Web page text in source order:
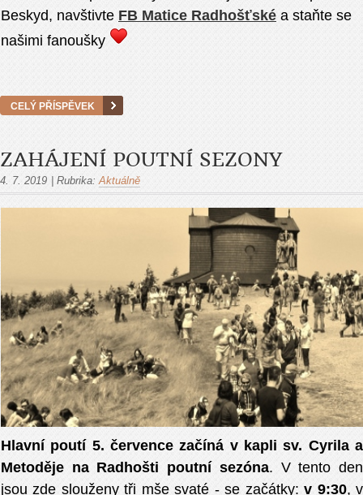
Beskyd, navštivte FB Matice Radhošťské a staňte se
našimi fanoušky
CELÝ PŘÍSPĚVEK
ZAHÁJENÍ POUTNÍ SEZONY
4. 7. 2019 Rubrika: Aktuálně
Hlavní poutí 5. července začíná v kapli sv. Cyrila a
Metoděje na Radhošti poutní sezóna. V tento den
jsou zde slouženy tři mše svaté - se začátky:v 9:30, v